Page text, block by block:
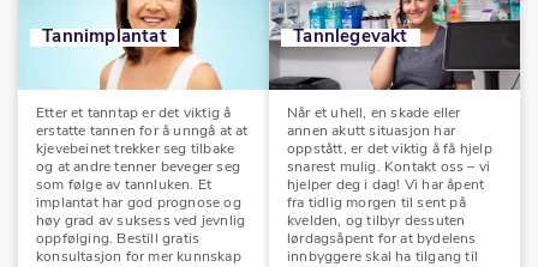
Tannimplantat
Etter et tanntap er det viktig å
erstatte tannen for å unngå at at
kjevebeinet trekker seg tilbake
og at andre tenner beveger seg
som følge av tannluken. Et
implantat har god prognose og
høy grad av suksess ved jevnlig
oppfølging. Bestill gratis
konsultasjon for mer kunnskap
Tannlegevakt
Når et uhell, en skade eller
annen akutt situasjon har
oppstått, er det viktig å få hjelp
snarest mulig. Kontakt oss – vi
hjelper deg i dag! Vi har åpent
fra tidlig morgen til sent på
kvelden, og tilbyr dessuten
lørdagsåpent for at bydelens
innbyggere skal ha tilgang til